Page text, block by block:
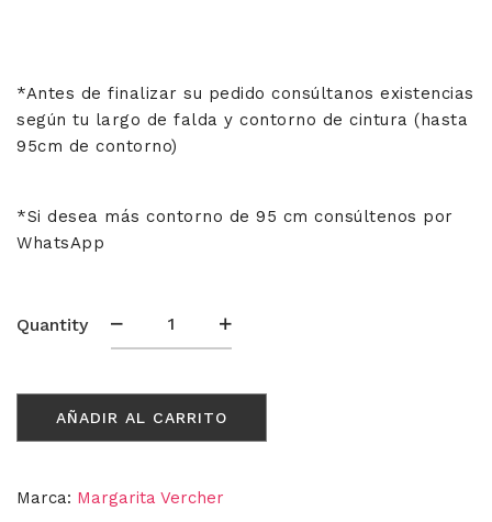
*Antes de finalizar su pedido consúltanos existencias
según tu largo de falda y contorno de cintura (hasta
95cm de contorno)
*Si desea más contorno de 95 cm consúltenos por
WhatsApp
Quantity
Can
can
Maxi
cantidad
AÑADIR AL CARRITO
Marca: Margarita Vercher